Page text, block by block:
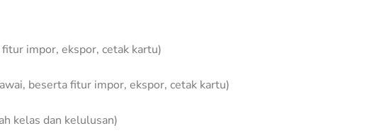
impor, ekspor, cetak kartu)
beserta fitur impor, ekspor, cetak kartu)
kelas dan kelulusan)
Dampak Begadang Bagi